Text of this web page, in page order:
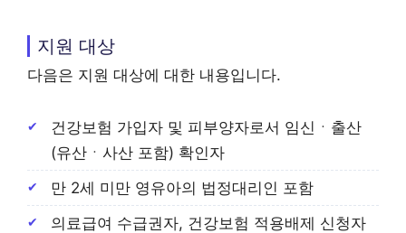
지원 대상
다음은 지원 대상에 대한 내용입니다.
건강보험 가입자 및 피부양자로서 임신ㆍ출산
(유산ㆍ사산 포함) 확인자
만 2세 미만 영유아의 법정대리인 포함
의료급여 수급권자, 건강보험 적용배제 신청자